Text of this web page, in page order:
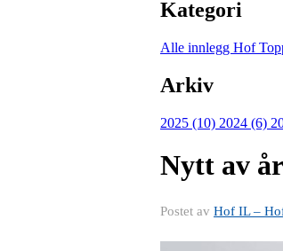
Kategori
Alle innlegg Hof
Arkiv
2025 (10) 2024 (6)
Nytt av
Postet av Hof IL –